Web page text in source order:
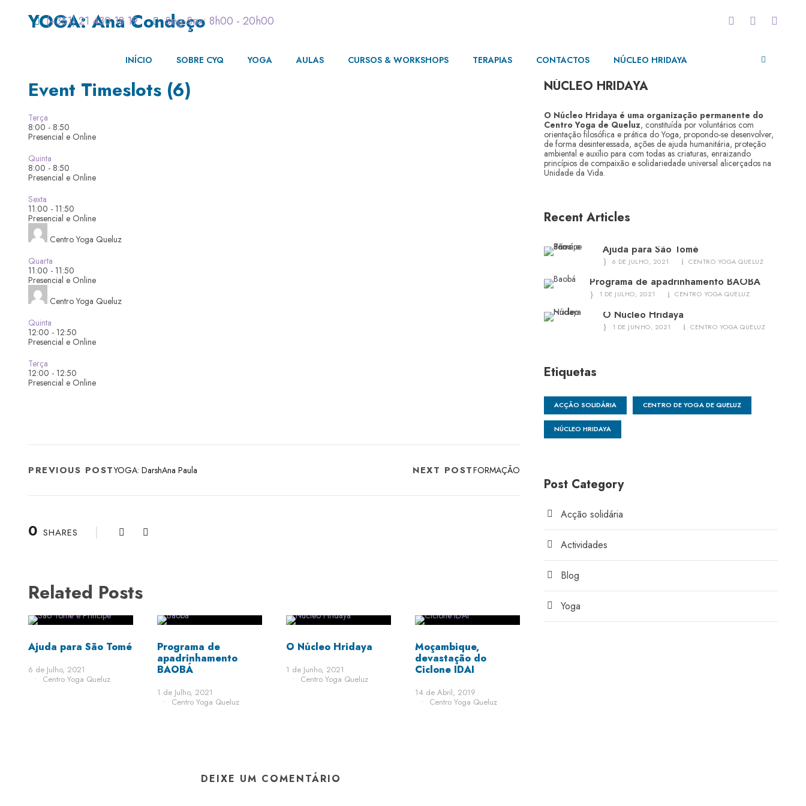
(+351) 21 430 18 19 Seg-Sex: 8h00 - 20h00
INÍCIO SOBRE CYQ YOGA AULAS CURSOS & WORKSHOPS TERAPIAS CONTACTOS NÚCLEO HRIDAYA
YOGA: Ana Condeço
Event Timeslots (6)
Terça
8:00 - 8:50
Presencial e Online
Quinta
8:00 - 8:50
Presencial e Online
Sexta
11:00 - 11:50
Presencial e Online
Centro Yoga Queluz
Quarta
11:00 - 11:50
Presencial e Online
Centro Yoga Queluz
Quinta
12:00 - 12:50
Presencial e Online
Terça
12:00 - 12:50
Presencial e Online
PREVIOUS POSTYOGA: DarshAna Paula NEXT POSTFORMAÇÃO
0 SHARES
Related Posts
Ajuda para São Tomé
6 de Julho, 2021
•
Centro Yoga Queluz
Programa de
apadrinhamento
BAOBÁ
1 de Julho, 2021
•
Centro Yoga Queluz
O Núcleo Hridaya
1 de Junho, 2021
•
Centro Yoga Queluz
Moçambique,
devastação do
Ciclone IDAI
14 de Abril, 2019
•
Centro Yoga Queluz
DEIXE UM COMENTÁRIO
NÚCLEO HRIDAYA
O Núcleo Hridaya é uma organização permanente do
Centro Yoga de Queluz, constituída por voluntários com
orientação filosófica e prática do Yoga, propondo-se desenvolver,
de forma desinteressada, ações de ajuda humanitária, proteção
ambiental e auxílio para com todas as criaturas, enraizando
princípios de compaixão e solidariedade universal alicerçados na
Unidade da Vida.
Recent Articles
Ajuda para São Tomé
6 DE JULHO, 2021 CENTRO YOGA QUELUZ
Programa de apadrinhamento BAOBÁ
1 DE JULHO, 2021 CENTRO YOGA QUELUZ
O Núcleo Hridaya
1 DE JUNHO, 2021 CENTRO YOGA QUELUZ
Etiquetas
ACÇÃO SOLIDÁRIA CENTRO DE YOGA DE QUELUZ
NÚCLEO HRIDAYA
Post Category
Acção solidária
Actividades
Blog
Yoga